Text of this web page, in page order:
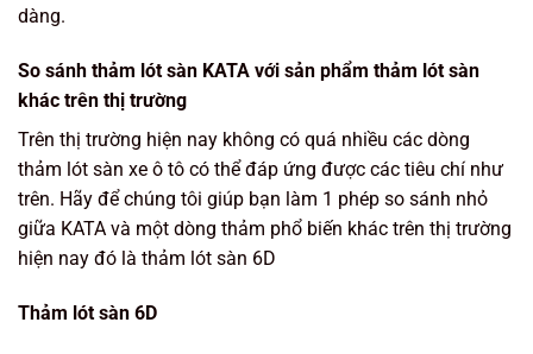
dàng.
So sánh thảm lót sàn KATA với sản phẩm thảm lót sàn
khác trên thị trường
Trên thị trường hiện nay không có quá nhiều các dòng
thảm lót sàn xe ô tô có thể đáp ứng được các tiêu chí như
trên. Hãy để chúng tôi giúp bạn làm 1 phép so sánh nhỏ
giữa KATA và một dòng thảm phổ biến khác trên thị trường
hiện nay đó là thảm lót sàn 6D
Thảm lót sàn 6D